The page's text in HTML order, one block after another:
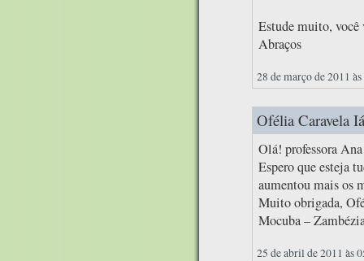
Estude muito,
Abraços
28 de março de 2011
Ofélia Caravela
Olá! professora
Espero que esteja
aumentou mais os
Muito obrigada,
Mocuba –
25 de abril de 2011 às